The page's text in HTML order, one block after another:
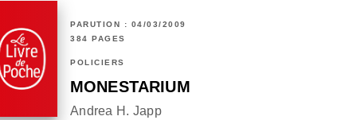
PARUTION : 04/03/2009
384 PAGES
POLICIERS
MONESTARIUM
Andrea H. Japp